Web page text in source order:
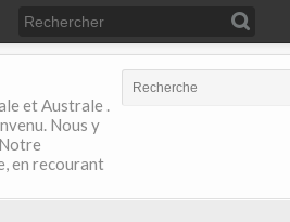
et Australe .
Nous y
en recourant